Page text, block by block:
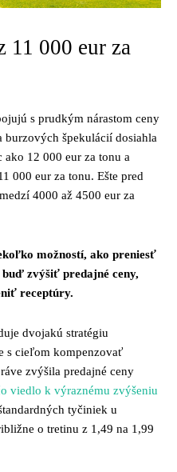
11 000 eur za
s prudkým nárastom ceny
burzových špekulácií dosiahla
12 000 eur za tonu a
000 eur za tonu. Ešte pred
4000 až 4500 eur za
možností, ako preniesť
buď zvýšiť predajné ceny,
receptúry.
dvojakú stratégiu
s cieľom kompenzovať
zvýšila predajné ceny
viedlo k výraznému zvýšeniu
tyčiniek u
o tretinu z 1,49 na 1,99